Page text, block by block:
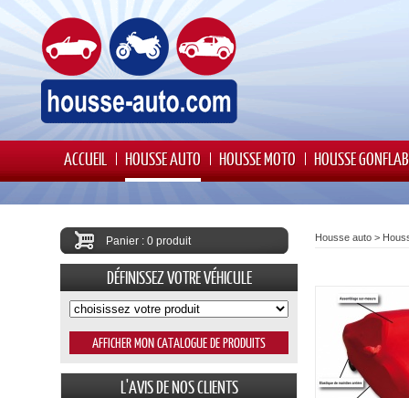
ACCUEIL HOUSSE AUTO HOUSSE MOTO HOUSSE
Housse auto >
Panier : 0 produit
DÉFINISSEZ VOTRE VÉHICULE
L'AVIS DE NOS CLIENTS